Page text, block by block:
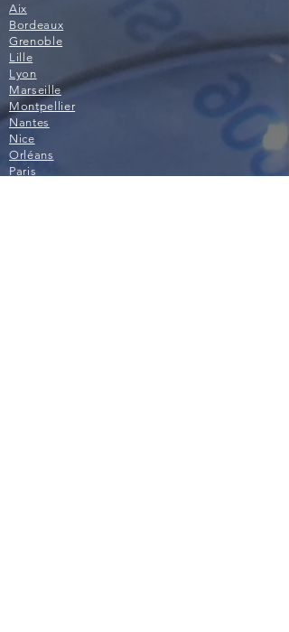
Aix
Bordeaux
Grenoble
Lille
Lyon
Marseille
Montpellier
Nantes
Nice
Orléans
Paris